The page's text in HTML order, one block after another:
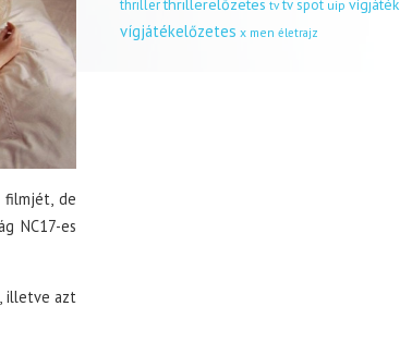
filmjét, de
NC17-es
illetve azt
thriller tv tv spot uip vígjáték
vígjátékelőzetes x men életrajz